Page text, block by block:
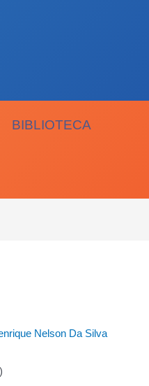
BIBLIOTECA
Nelson Da Silva